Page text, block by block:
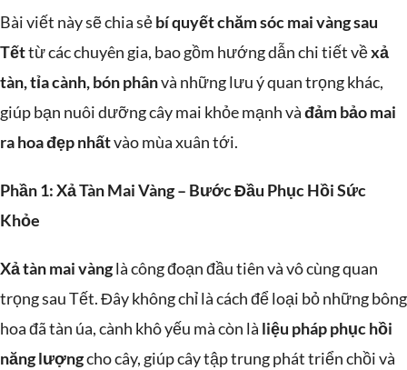
Bài viết này sẽ chia sẻbí quyết chăm sóc mai vàng sau
Tếttừ các chuyên gia, bao gồm hướng dẫn chi tiết vềxả
tàn, tỉa cành, bón phânvà những lưu ý quan trọng khác,
giúp bạn nuôi dưỡng cây mai khỏe mạnh vàđảm bảo mai
ra hoa đẹp nhấtvào mùa xuân tới.
Phần 1: Xả Tàn Mai Vàng – Bước Đầu Phục Hồi Sức
Khỏe
Xả tàn mai vànglà công đoạn đầu tiên và vô cùng quan
trọng sau Tết. Đây không chỉ là cách để loại bỏ những bông
hoa đã tàn úa, cành khô yếu mà còn là liệu pháp phục hồi
năng lượngcho cây, giúp cây tập trung phát triển chồi và